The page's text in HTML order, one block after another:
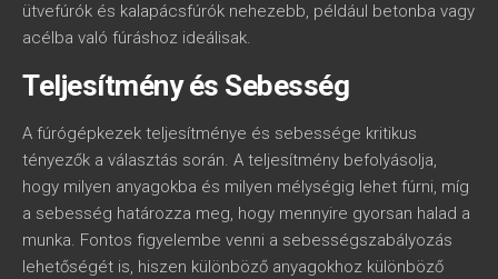
ütvefúrók és kalapácsfúrók nehezebb, például betonba vagy
acélba való fúráshoz ideálisak.
Teljesítmény és Sebesség
A fúrógépkezek teljesítménye és sebessége kritikus
tényezők a választás során. A teljesítmény befolyásolja,
hogy milyen anyagokba és milyen mélységig lehet fúrni, míg
a sebesség határozza meg, hogy mennyire gyorsan halad a
munka. Fontos figyelembe venni a sebességszabályozás
lehetőségét is, hiszen különböző anyagokhoz különböző